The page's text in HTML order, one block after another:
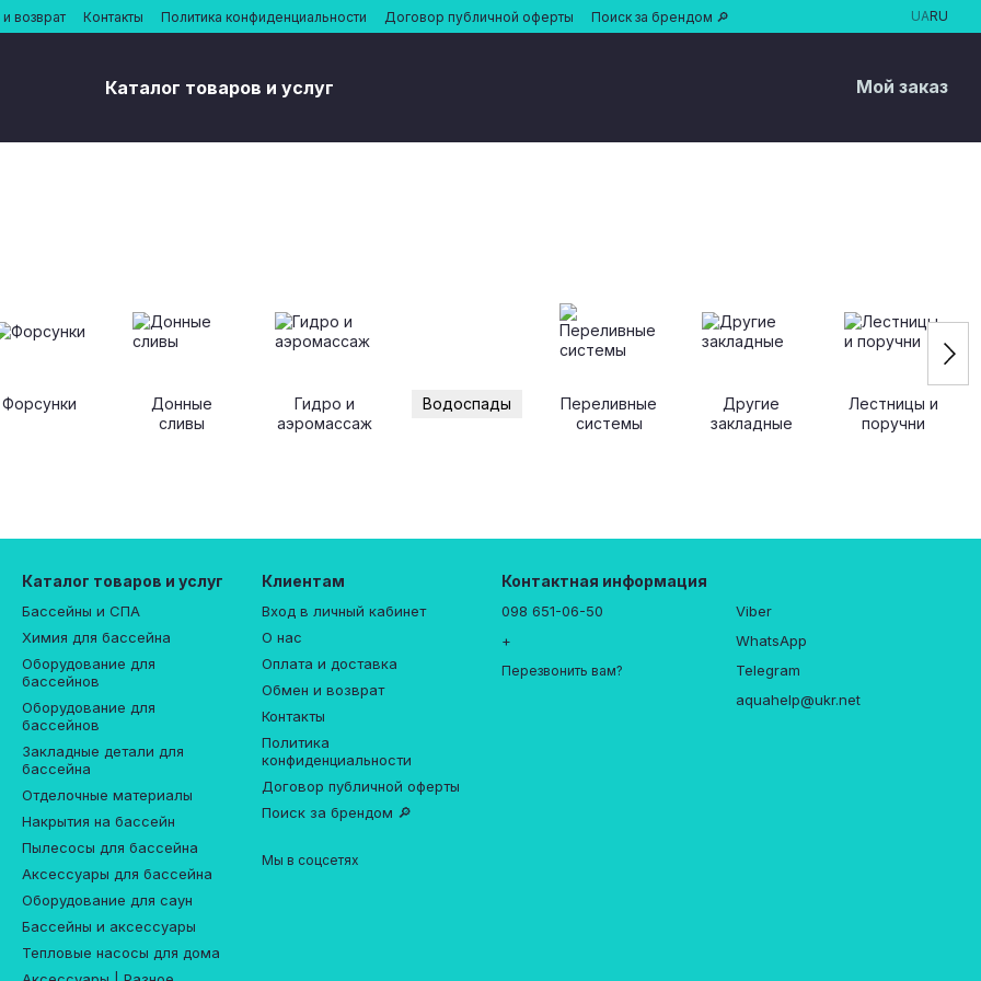
возврат Контакты Политика конфиденциальности Договор публичной оферты Поиск за брендом 🔎 UARU
Каталог товаров и услуг Мой заказ
Форсунки
Донные
сливы
Гидро и
аэромассаж
Водоспады
Переливные
системы
Другие
закладные
Лестницы и
поручни
Каталог товаров и услуг
Бассейны и СПА
Химия для бассейна
Оборудование для
бассейнов
Оборудование для
бассейнов
Закладные детали для
бассейна
Отделочные материалы
Накрытия на бассейн
Пылесосы для бассейна
Аксессуары для бассейна
Оборудование для саун
Бассейны и аксессуары
Тепловые насосы для дома
Клиентам
Вход в личный кабинет
О нас
Оплата и доставка
Обмен и возврат
Контакты
Политика
конфиденциальности
Договор публичной оферты
Поиск за брендом 🔎
Мы в соцсетях
Контактная информация
098 651-06-50
+
Перезвонить вам?
Viber
WhatsApp
Telegram
aquahelp@ukr.net